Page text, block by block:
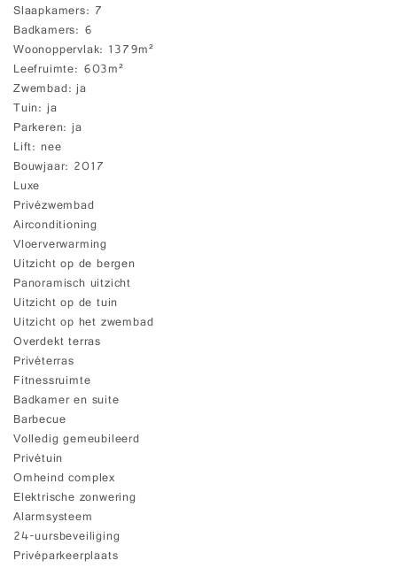
Slaapkamers 7
Badkamers 6
Woonoppervlak 1379m²
Leefruimte 603m²
Zwembad ja
Tuin ja
Parkeren ja
Lift nee
Bouwjaar 2017
Luxe
Privézwembad
Airconditioning
Vloerverwarming
Uitzicht op de bergen
Panoramisch uitzicht
Uitzicht op de tuin
Uitzicht op het zwembad
Overdekt terras
Privéterras
Fitnessruimte
Badkamer en suite
Barbecue
Volledig gemeubileerd
Privétuin
Omheind complex
Elektrische zonwering
Alarmsysteem
24-uursbeveiliging
Privéparkeerplaats